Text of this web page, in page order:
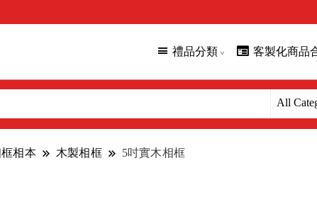
禮品分類 客製化商品
相本 木製相框 5吋實木相框